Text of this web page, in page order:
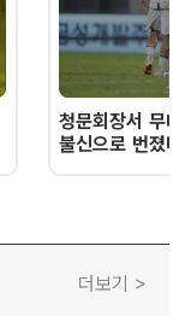
청문회장서 무너
불신으로 번졌
더보기 >